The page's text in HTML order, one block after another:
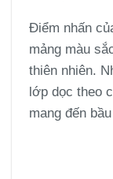
Điểm nhấn
mảng màu
thiên nhiên.
lớp dọc theo
mang đến